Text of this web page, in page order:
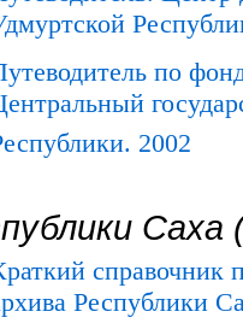
по
2002
Саха
справочник
Республики